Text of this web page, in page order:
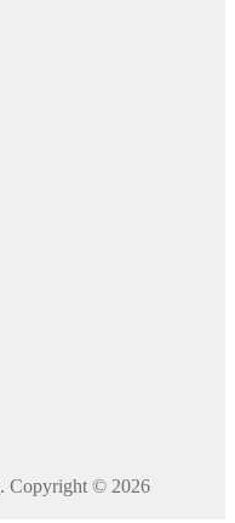
. Copyright © 2026